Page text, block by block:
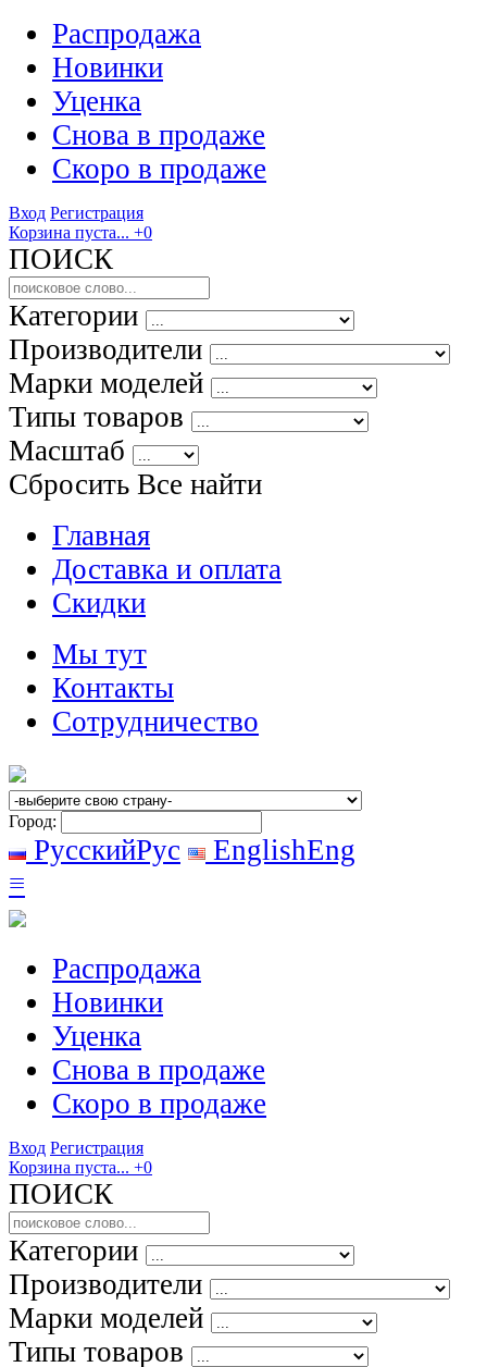
Распродажа
Новинки
Уценка
Снова в продаже
Скоро в продаже
Вход Регистрация
Корзина пуста... +0
ПОИСК
Категории
Производители
Марки моделей
Типы товаров
Масштаб
Сбросить Все найти
Главная
Доставка и оплата
Скидки
Мы тут
Контакты
Сотрудничество
Город:
РусскийРус EnglishEng
≡
Распродажа
Новинки
Уценка
Снова в продаже
Скоро в продаже
Вход Регистрация
Корзина пуста... +0
ПОИСК
Категории
Производители
Марки моделей
Типы товаров